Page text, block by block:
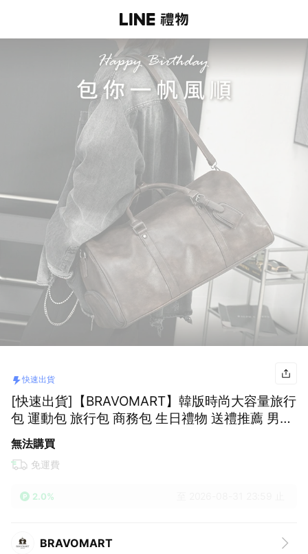
快速出貨
[快速出貨]【BRAVOMART】韓版時尚大容量旅行
包 運動包 旅行包 商務包 生日禮物 送禮推薦 男生
禮物
無法購買
免運費
2.0%
BRAVOMART